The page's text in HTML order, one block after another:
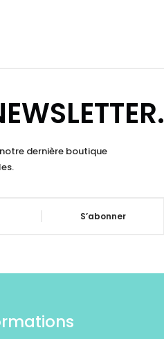
dernière boutique
S’abonner